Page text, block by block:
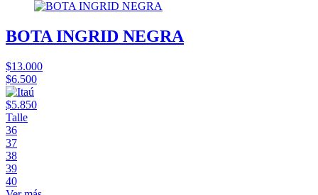
BOTA INGRID NEGRA
$13.000
$6.500
$5.850
Talle
36
37
38
39
40